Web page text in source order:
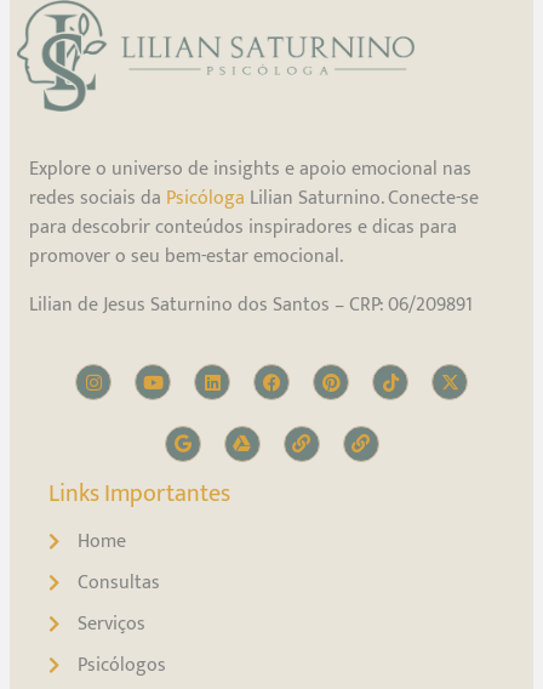
Explore o universo de insights e apoio emocional nas
redes sociais da Psicóloga Lilian Saturnino. Conecte-se
para descobrir conteúdos inspiradores e dicas para
promover o seu bem-estar emocional.
Lilian de Jesus Saturnino dos Santos – CRP: 06/209891
Links Importantes
Home
Consultas
Serviços
Psicólogos